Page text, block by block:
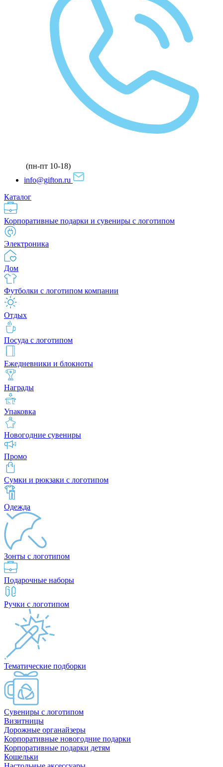
(пн-пт 10-18)
info@gifton.ru
Каталог
Корпоративные подарки и сувениры с логотипом
Электроника
Дом
Футболки с логотипом компании
Отдых
Посуда с логотипом
Ежедневники и блокноты
Награды
Упаковка
Новогодние сувениры
Промо
Сумки и рюкзаки с логотипом
Одежда
Зонты с логотипом
Подарочные наборы
Ручки с логотипом
Тематические подборки
Сувениры с логотипом
Визитницы
Дорожные органайзеры
Корпоративные новогодние подарки
Корпоративные подарки детям
Кошельки